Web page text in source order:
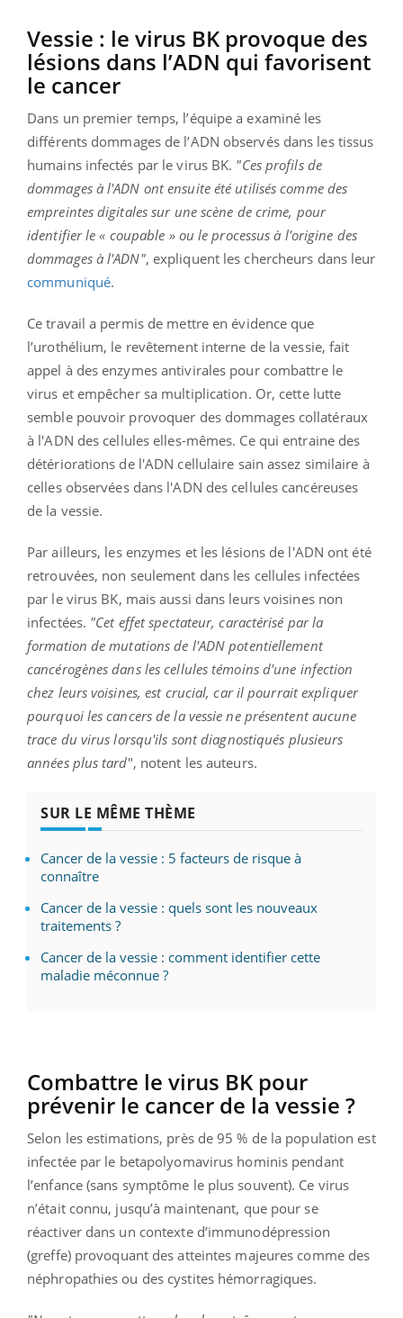
Vessie : le virus BK provoque des
lésions dans l’ADN qui favorisent
le cancer
Dans un premier temps, l’équipe a examiné les
différents dommages de l’ADN observés dans les tissus
humains infectés par le virus BK. "Ces profils de
dommages à l'ADN ont ensuite été utilisés comme des
empreintes digitales sur une scène de crime, pour
identifier le « coupable » ou le processus à l'origine des
dommages à l'ADN", expliquent les chercheurs dans leur
communiqué.
Ce travail a permis de mettre en évidence que
l’urothélium, le revêtement interne de la vessie, fait
appel à des enzymes antivirales pour combattre le
virus et empêcher sa multiplication. Or, cette lutte
semble pouvoir provoquer des dommages collatéraux
à l'ADN des cellules elles-mêmes. Ce qui entraine des
détériorations de l'ADN cellulaire sain assez similaire à
celles observées dans l'ADN des cellules cancéreuses
de la vessie.
Par ailleurs, les enzymes et les lésions de l'ADN ont été
retrouvées, non seulement dans les cellules infectées
par le virus BK, mais aussi dans leurs voisines non
infectées. "Cet effet spectateur, caractérisé par la
formation de mutations de l'ADN potentiellement
cancérogènes dans les cellules témoins d'une infection
chez leurs voisines, est crucial, car il pourrait expliquer
pourquoi les cancers de la vessie ne présentent aucune
trace du virus lorsqu'ils sont diagnostiqués plusieurs
années plus tard", notent les auteurs.
SUR LE MÊME THÈME
Cancer de la vessie : 5 facteurs de risque à
connaître
Cancer de la vessie : quels sont les nouveaux
traitements ?
Cancer de la vessie : comment identifier cette
maladie méconnue ?
Combattre le virus BK pour
prévenir le cancer de la vessie ?
Selon les estimations, près de 95 % de la population est
infectée par le betapolyomavirus hominis pendant
l’enfance (sans symptôme le plus souvent). Ce virus
n’était connu, jusqu’à maintenant, que pour se
réactiver dans un contexte d’immunodépression
(greffe) provoquant des atteintes majeures comme des
néphropathies ou des cystites hémorragiques.